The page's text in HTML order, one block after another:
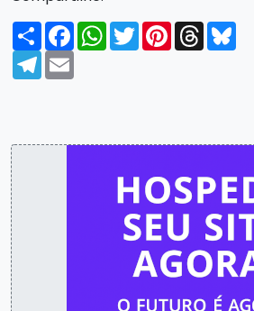
Compartilhar
FacebookWhatsApp
TwitterPinterest
Threads
Telegram
Email